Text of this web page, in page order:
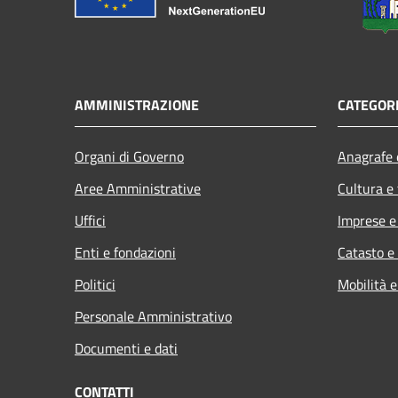
AMMINISTRAZIONE
Organi di Governo
Aree Amministrative
Uffici
Enti e fondazioni
Politici
Personale Amministrativo
Documenti e dati
Cultura
Imprese
Catasto
Mobilità
CONTATTI